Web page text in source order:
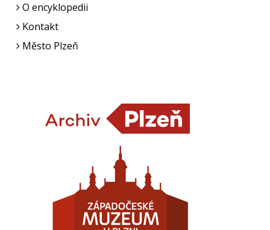
O encyklopedii
Kontakt
Město Plzeň